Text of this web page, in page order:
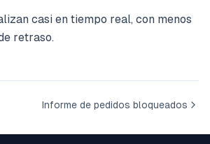
casi en tiempo real, con menos
retraso.
Informe de pedidos bloqueados